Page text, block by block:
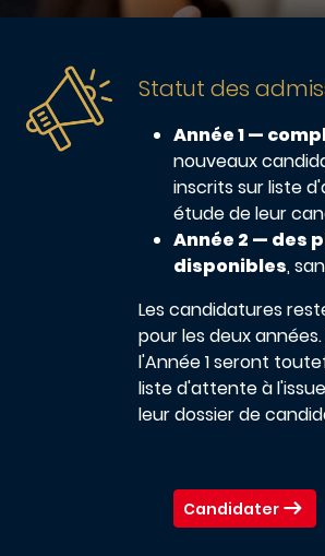
Statut des
Année 1 —
nouveaux
inscrits sur liste
étude de leur
Année 2 — des
disponibles,
Les candidatures
pour les deux
l'Année 1 seront
liste d'attente à
leur dossier de
Candidater